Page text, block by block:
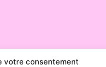
votre consentement